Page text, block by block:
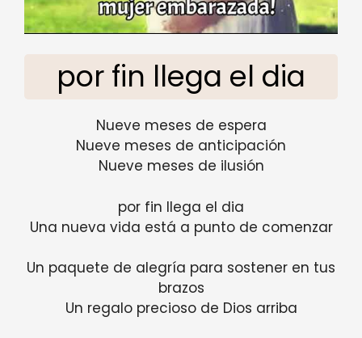
por fin llega el dia
Nueve meses de espera
Nueve meses de anticipación
Nueve meses de ilusión
por fin llega el dia
Una nueva vida está a punto de comenzar
Un paquete de alegría para sostener en tus
brazos
Un regalo precioso de Dios arriba